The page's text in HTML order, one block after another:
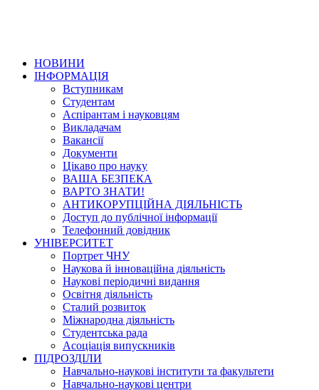
НОВИНИ
ІНФОРМАЦІЯ
Вступникам
Студентам
Аспірантам і науковцям
Викладачам
Вакансії
Документи
Цікаво про науку
ВАША БЕЗПЕКА
ВАРТО ЗНАТИ!
АНТИКОРУПЦІЙНА ДІЯЛЬНІСТЬ
Доступ до публічної інформації
Телефонний довідник
УНІВЕРСИТЕТ
Портрет ЧНУ
Наукова й інноваційна діяльність
Наукові періодичні видання
Освітня діяльність
Сталий розвиток
Міжнародна діяльність
Студентська рада
Асоціація випускників
ПІДРОЗДІЛИ
Навчально-наукові інститути та факультети
Навчально-наукові центри